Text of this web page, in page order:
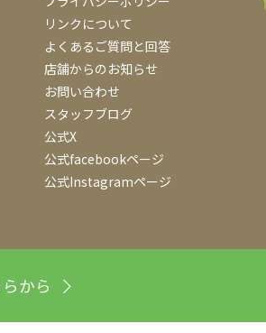
リンクについて
よくあるご質問と回答
店舗からのお知らせ
お問い合わせ
スタッフブログ
公式X
公式facebookページ
公式Instagramページ
から